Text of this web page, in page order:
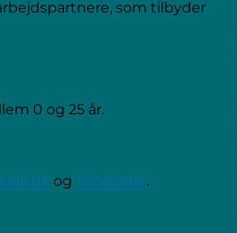
som tilbyder
0 og 25 år.
og Facebook.